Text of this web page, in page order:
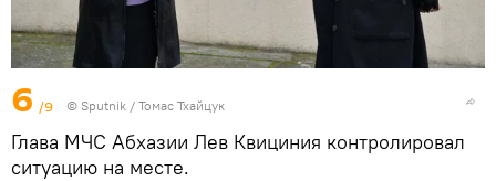
6 /9 © Sputnik / Томас Тхайцук
Глава МЧС Абхазии Лев Квициния контролировал
ситуацию на месте.